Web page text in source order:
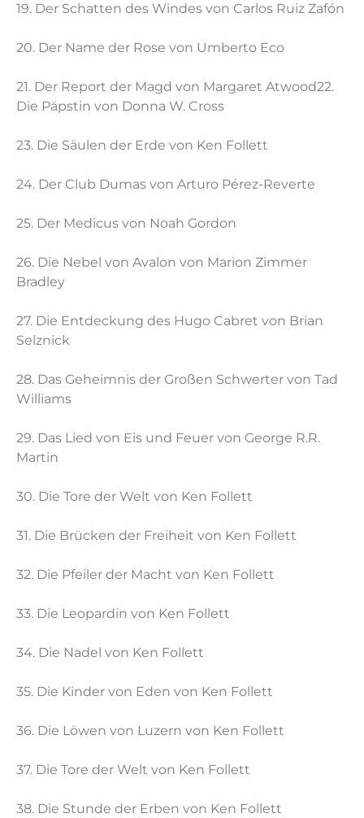
19. Der Schatten des Windes von Carlos Ruiz Zafón
20. Der Name der Rose von Umberto Eco
21. Der Report der Magd von Margaret Atwood22.
Die Päpstin von Donna W. Cross
23. Die Säulen der Erde von Ken Follett
24. Der Club Dumas von Arturo Pérez-Reverte
25. Der Medicus von Noah Gordon
26. Die Nebel von Avalon von Marion Zimmer
Bradley
27. Die Entdeckung des Hugo Cabret von Brian
Selznick
28. Das Geheimnis der Großen Schwerter von Tad
Williams
29. Das Lied von Eis und Feuer von George R.R.
Martin
30. Die Tore der Welt von Ken Follett
31. Die Brücken der Freiheit von Ken Follett
32. Die Pfeiler der Macht von Ken Follett
33. Die Leopardin von Ken Follett
34. Die Nadel von Ken Follett
35. Die Kinder von Eden von Ken Follett
36. Die Löwen von Luzern von Ken Follett
37. Die Tore der Welt von Ken Follett
38. Die Stunde der Erben von Ken Follett